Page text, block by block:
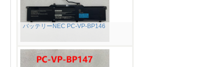
バッテリーNEC PC-VP-BP146